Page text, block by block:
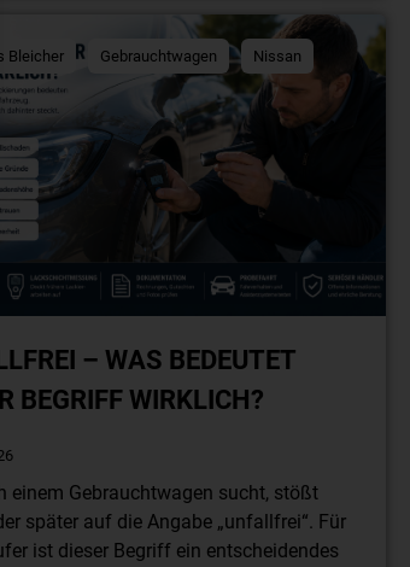
Bleicher Gebrauchtwagen Nissan
– WAS BEDEUTET
BEGRIFF WIRKLICH?
einem Gebrauchtwagen sucht, stößt
später auf die Angabe „unfallfrei“. Für
ist dieser Begriff ein entscheidendes